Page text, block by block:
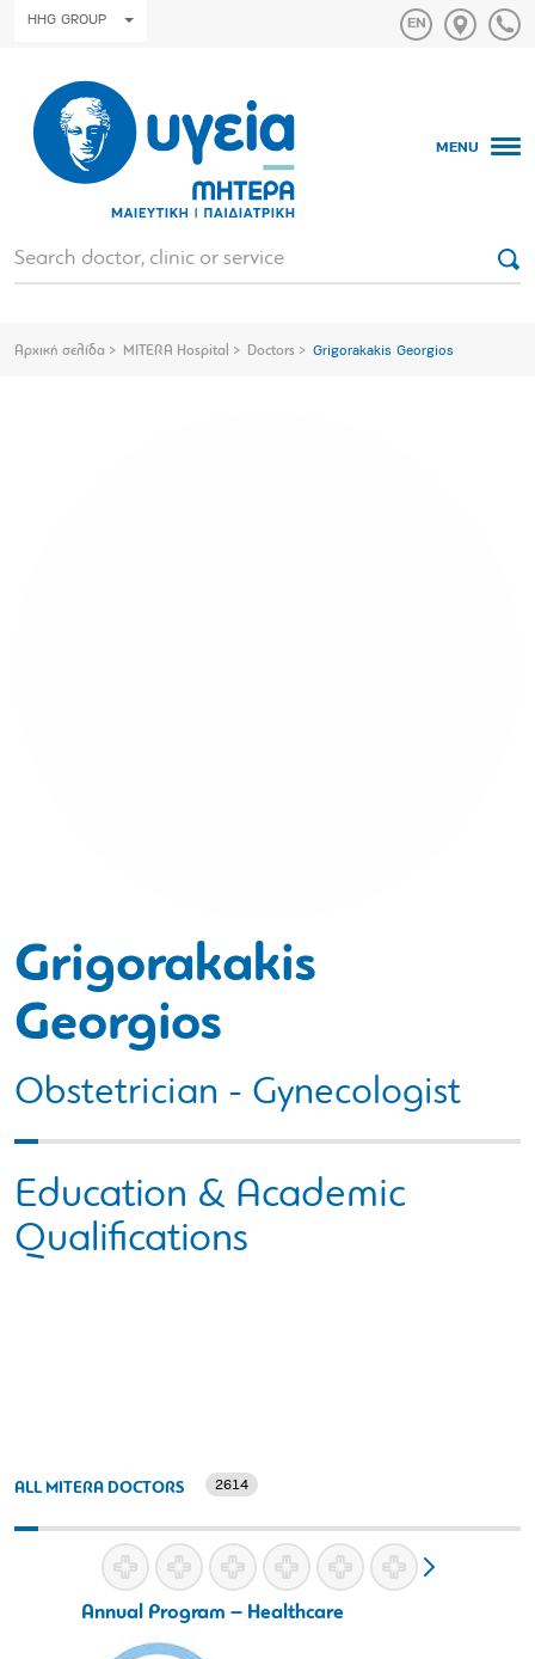
HHG GROUP
MENU
Αρχική σελίδα MITERA Hospital Doctors Grigorakakis Georgios
Grigorakakis
Georgios
Obstetrician - Gynecologist
Education & Academic
Qualifications
ALL MITERA DOCTORS 2614
Annual Program – Healthcare